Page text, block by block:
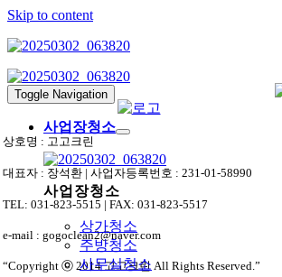
Skip to content
Toggle Navigation
사업장청소
사업장청소
상가청소
주방청소
사무실청소
상호명 : 고고크린
대표자 : 장석환 | 사업자등록번호 : 231-01-58990
TEL: 031-823-5515 | FAX: 031-823-5517
e-mail : gogoclean2@naver.com
“Copyright ⓒ 2014 고고크린 All Rights Reserved.”